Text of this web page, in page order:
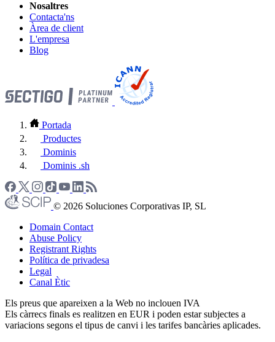
Nosaltres
Contacta'ns
Àrea de client
L'empresa
Blog
Portada
Productes
Dominis
Dominis .sh
© 2026 Soluciones Corporativas IP, SL
Domain Contact
Abuse Policy
Registrant Rights
Política de privadesa
Legal
Canal Ètic
Els preus que apareixen a la Web no inclouen IVA
Els càrrecs finals es realitzen en EUR i poden estar subjectes a
variacions segons el tipus de canvi i les tarifes bancàries aplicades.